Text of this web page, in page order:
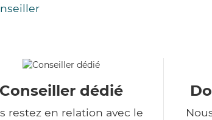
Conseiller dédié
restez en relation avec le